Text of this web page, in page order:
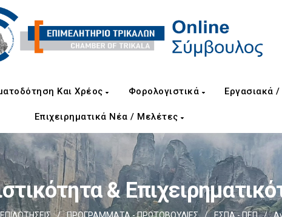
Και Χρέος Φορολογιστικά Εργασιακά
Επιχειρηματικά Νέα / Μελέτες
&